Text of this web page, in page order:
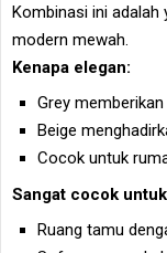
Kombinasi ini adalah
modern mewah.
Kenapa elegan:
Grey
Beige
Cocok untuk
Sangat cocok
Ruang tamu